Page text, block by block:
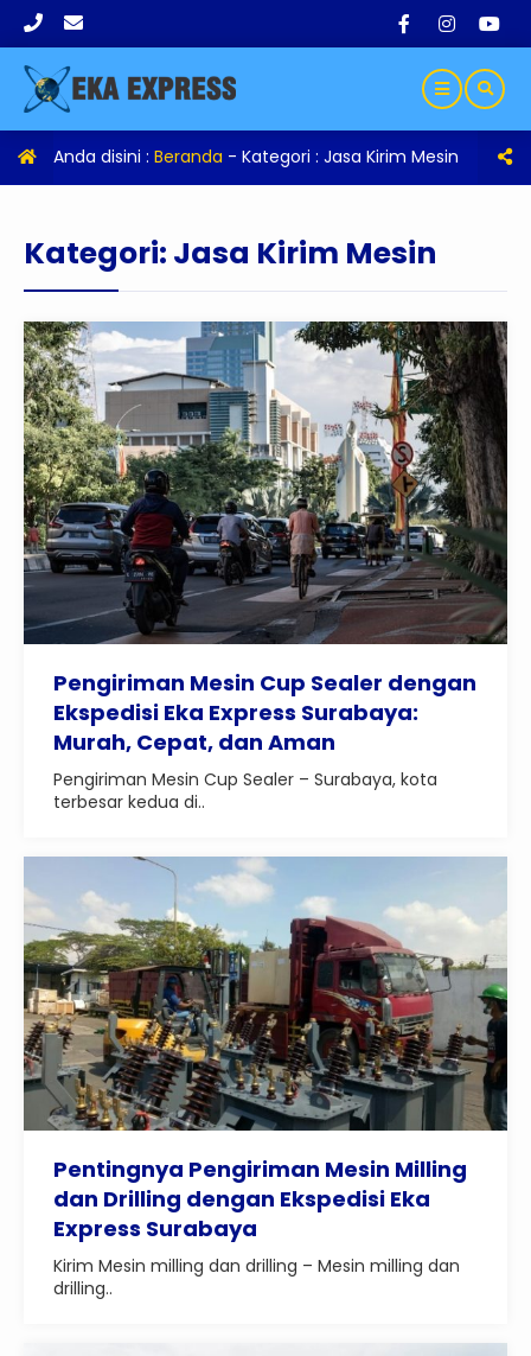
Anda disini : Beranda - Kategori : Jasa Kirim Mesin
Kategori: Jasa Kirim Mesin
Pengiriman Mesin Cup Sealer dengan
Ekspedisi Eka Express Surabaya:
Murah, Cepat, dan Aman
Pengiriman Mesin Cup Sealer – Surabaya, kota
terbesar kedua di..
Pentingnya Pengiriman Mesin Milling
dan Drilling dengan Ekspedisi Eka
Express Surabaya
Kirim Mesin milling dan drilling – Mesin milling dan
drilling..